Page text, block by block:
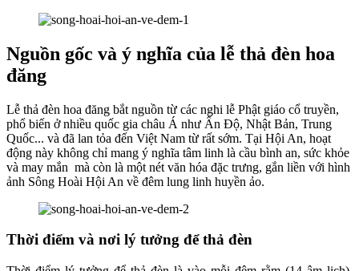
Nguồn gốc và ý nghĩa của lễ thả đèn hoa
đăng
Lễ thả đèn hoa đăng bắt nguồn từ các nghi lễ Phật giáo cổ truyền,
phổ biến ở nhiều quốc gia châu Á như Ấn Độ, Nhật Bản, Trung
Quốc... và đã lan tỏa đến Việt Nam từ rất sớm. Tại Hội An, hoạt
động này không chỉ mang ý nghĩa tâm linh là cầu bình an, sức khỏe
và may mắn mà còn là một nét văn hóa đặc trưng, gắn liền với hình
ảnh Sông Hoài Hội An về đêm lung linh huyền ảo.
Thời điểm và nơi lý tưởng để thả đèn